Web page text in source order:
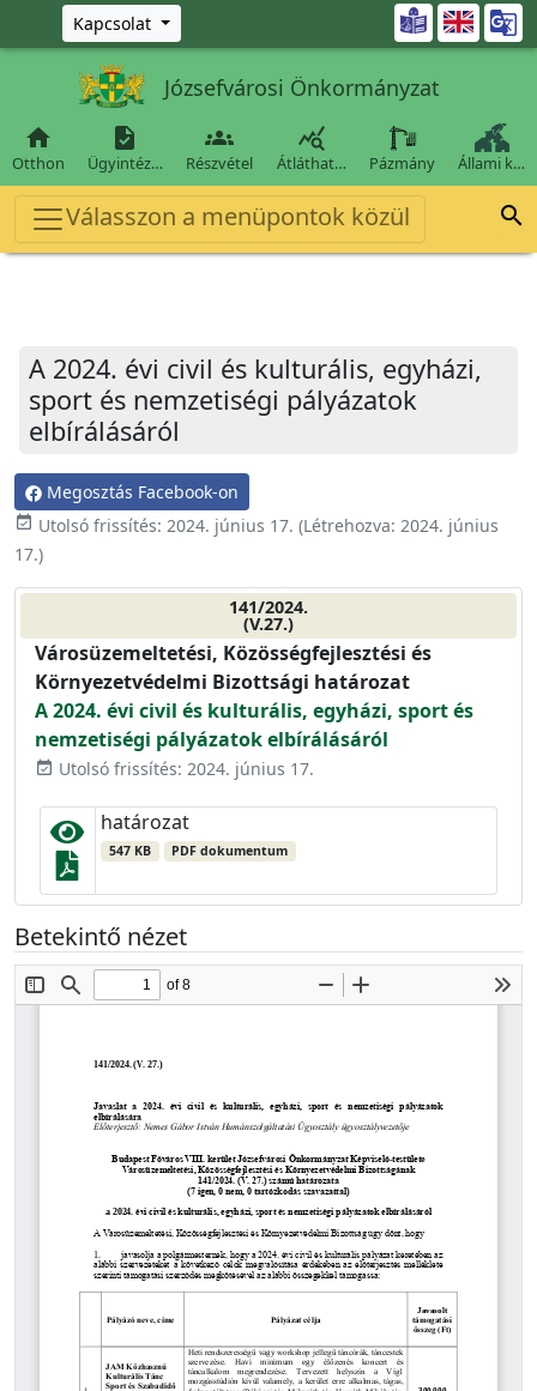
Ugrás a fő tartalomra
Kapcsolat 
Józsefvárosi Önkormányzat

Otthon

Ügyintéz…

Részvétel

Átláthat… Pázmány Állami k…
Válasszon a menüpontok közül 
A 2024. évi civil és kulturális, egyházi,
sport és nemzetiségi pályázatok
elbírálásáról
Megosztás Facebook-on
event_available Utolsó frissítés: 2024. június 17. (Létrehozva: 2024. június
17.)
141/2024.
(V.27.)
Városüzemeltetési, Közösségfejlesztési és
Környezetvédelmi Bizottsági határozat
A 2024. évi civil és kulturális, egyházi, sport és
nemzetiségi pályázatok elbírálásáról
event_available Utolsó frissítés: 2024. június 17.
határozat
547 KB PDF dokumentum
Betekintő nézet